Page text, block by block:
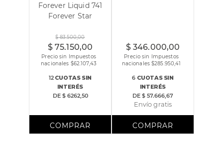
Forever Liquid 741
Forever Star
$ 83.500,00
$ 75.150,00
Precio sin Impuestos
nacionales $62.107,43
12CUOTAS SIN
INTERÉS
DE $ 6262,50
$ 346.000,00
Precio sin Impuestos
nacionales $285.950,41
6CUOTAS SIN
INTERÉS
DE $ 57.666,67
Envío gratis